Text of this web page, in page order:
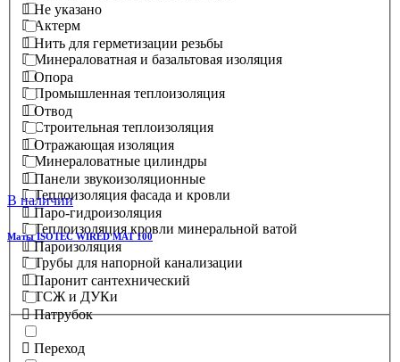
Актерм
Минераловатная и базальтовая изоляция
Промышленная теплоизоляция
Строительная теплоизоляция
Минераловатные цилиндры
Теплоизоляция фасада и кровли
Теплоизоляция кровли минеральной ватой
Трубы для напорной канализации
ТСЖ и ДУКи
Не указано
Нить для герметизации резьбы
Опора
Отвод
Отражающая изоляция
Панели звукоизоляционные
Паро-гидроизоляция
Пароизоляция
Паронит сантехнический
Патрубок
Переход
В наличии
Маты ISOTEC WIRED MAT 100